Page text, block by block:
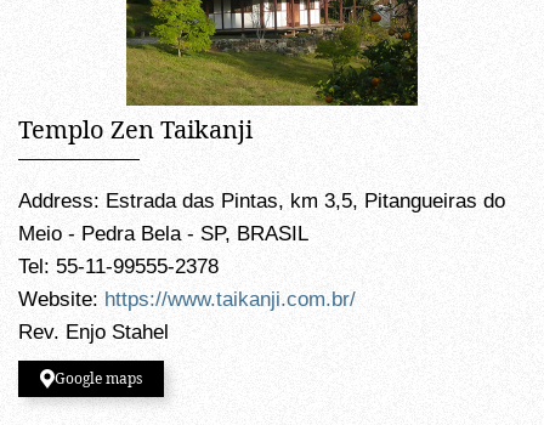
Templo Zen Taikanji
Address: Estrada das Pintas, km 3,5, Pitangueiras do
Meio - Pedra Bela - SP, BRASIL
Tel: 55-11-99555-2378
Website: https://www.taikanji.com.br/
Rev. Enjo Stahel
Google maps